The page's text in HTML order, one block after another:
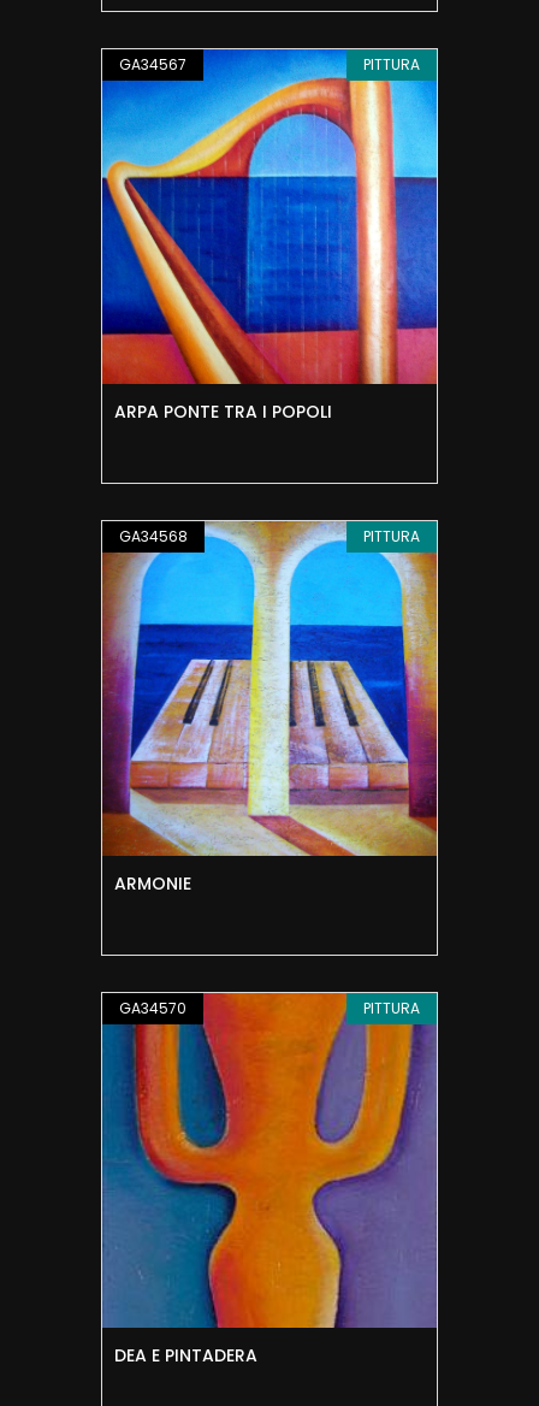
GA34567 PITTURA
ARPA PONTE TRA I POPOLI
GA34568 PITTURA
ARMONIE
GA34570 PITTURA
DEA E PINTADERA